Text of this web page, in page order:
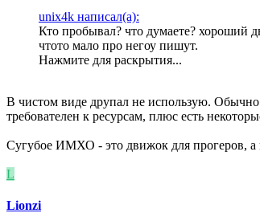
unix4k написал(а):
Кто пробывал? что думаете? хороший
чтото мало про негоу пишут.
Нажмите для раскрытия...
В чистом виде друпал не использую.
требователен к ресурсам, плюс есть
Сугубое ИМХО - это движок для прогеров,
L
Lionzi